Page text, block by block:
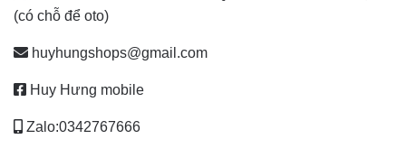
(có chỗ để oto)
huyhungshops@gmail.com
Huy Hưng mobile
Zalo:0342767666